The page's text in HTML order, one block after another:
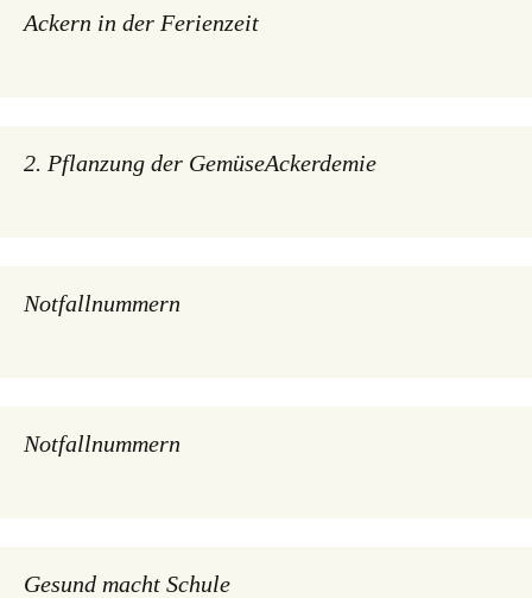
Ackern in der Ferienzeit
2. Pflanzung der GemüseAckerdemie
Notfallnummern
Notfallnummern
Gesund macht Schule